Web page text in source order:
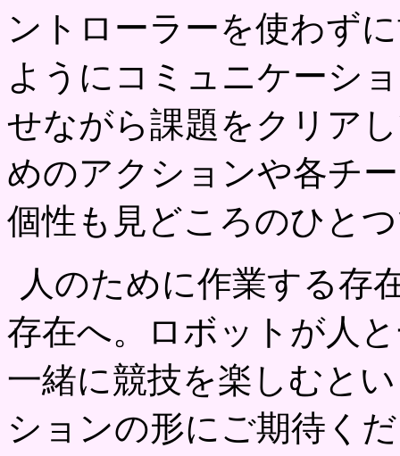
ントローラーを使わず
ようにコミュニケーシ
せながら課題をクリア
めのアクションや各チ
個性も見どころのひと
人のために作業する存
存在へ。ロボットが人
一緒に競技を楽しむと
ションの形にご期待く